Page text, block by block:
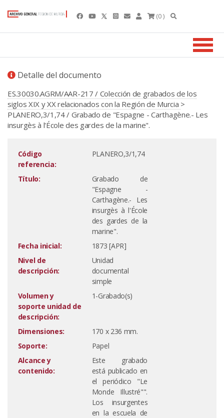
(0 )
Detalle del documento
ES.30030.AGRM/AAR-217 / Colección de grabados de los
siglos XIX y XX relacionados con la Región de Murcia >
PLANERO,3/1,74 / Grabado de "Espagne - Carthagène.- Les
insurgès à l'École des gardes de la marine".
Código
referencia:
PLANERO,3/1,74
Título:
Grabado de
"Espagne -
Carthagène.- Les
insurgès à l'École
des gardes de la
marine".
Fecha inicial:
1873 [APR]
Nivel de
descripción:
Unidad
documental
simple
Volumen y
soporte unidad de
descripción:
1-Grabado(s)
Dimensiones:
170 x 236 mm.
Soporte:
Papel
Alcance y
contenido:
Este grabado
está publicado en
el periódico "Le
Monde Illustré"".
Los insurgentes
en la escuela de